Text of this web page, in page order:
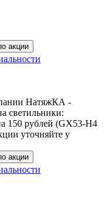
акции
НатяжКА -
светильники:
150 рублей (GX53-H4
уточняйте у
акции